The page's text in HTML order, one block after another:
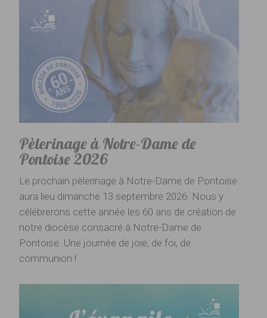
Pèlerinage à Notre-Dame de
Pontoise 2026
Le prochain pèlerinage à Notre-Dame de Pontoise
aura lieu dimanche 13 septembre 2026. Nous y
célébrerons cette année les 60 ans de création de
notre diocèse consacré à Notre-Dame de
Pontoise. Une journée de joie, de foi, de
communion !